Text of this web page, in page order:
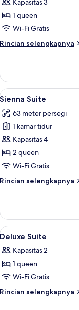
Suite
Premium
Kapasitas 3
1 queen
Wi-Fi Gratis
Rincian selengkapnya
Rincian
Suite
Premium
Lihat
semua
foto
untuk
Sienna
Suite
6
Sienna Suite
63 meter persegi
1 kamar tidur
Kapasitas 4
2 queen
Wi-Fi Gratis
Rincian selengkapnya
Rincian
Sienna
Suite
Lihat
semua
foto
untuk
Deluxe
Suite
19
Deluxe Suite
Kapasitas 2
1 queen
Wi-Fi Gratis
Rincian selengkapnya
Rincian